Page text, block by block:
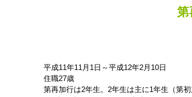
平成11年11月1日～平成12年2月10日
住職27歳
第再加行は2年生。2年生は主に1年生（第初